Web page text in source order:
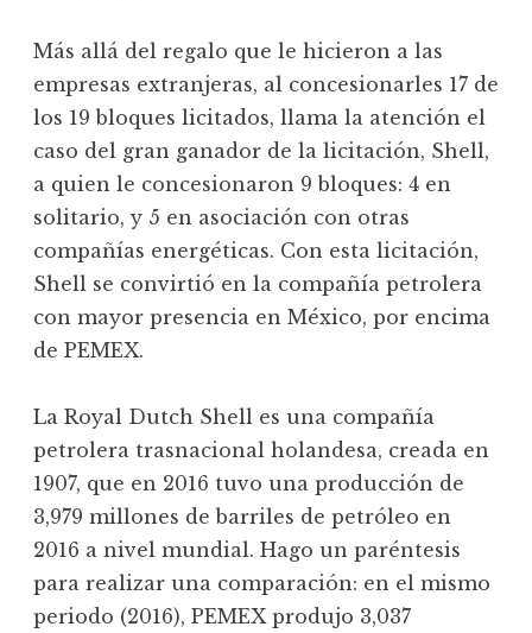
Más allá del regalo que le hicieron a las
empresas extranjeras, al concesionarles 17 de
los 19 bloques licitados, llama la atención el
caso del gran ganador de la licitación, Shell,
a quien le concesionaron 9 bloques: 4 en
solitario, y 5 en asociación con otras
compañías energéticas. Con esta licitación,
Shell se convirtió en la compañía petrolera
con mayor presencia en México, por encima
de PEMEX.
La Royal Dutch Shell es una compañía
petrolera trasnacional holandesa, creada en
1907, que en 2016 tuvo una producción de
3,979 millones de barriles de petróleo en
2016 a nivel mundial. Hago un paréntesis
para realizar una comparación: en el mismo
periodo (2016), PEMEX produjo 3,037